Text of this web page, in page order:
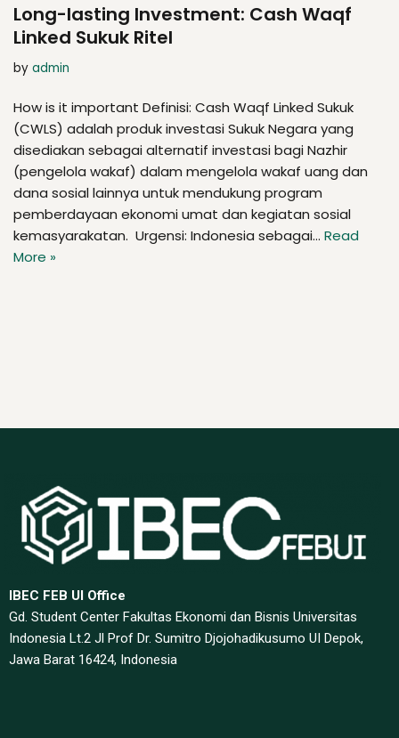
Long-lasting Investment: Cash Waqf
Linked Sukuk Ritel
by admin
How is it important Definisi: Cash Waqf Linked Sukuk
(CWLS) adalah produk investasi Sukuk Negara yang
disediakan sebagai alternatif investasi bagi Nazhir
(pengelola wakaf) dalam mengelola wakaf uang dan
dana sosial lainnya untuk mendukung program
pemberdayaan ekonomi umat dan kegiatan sosial
kemasyarakatan. Urgensi: Indonesia sebagai… Read
More »
IBEC FEB UI Office
Gd. Student Center Fakultas Ekonomi dan Bisnis Universitas
Indonesia Lt.2 Jl Prof Dr. Sumitro Djojohadikusumo UI Depok,
Jawa Barat 16424, Indonesia​